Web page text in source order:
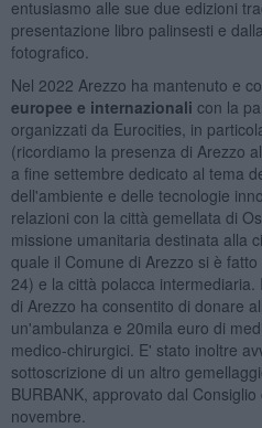
entusiasmo alle sue due edizioni
presentazione libro palinsesti e
fotografico.
Nel 2022 Arezzo ha mantenuto e
europee e internazionali con la
organizzati da Eurocities, in
(ricordiamo la presenza di Arezzo
a fine settembre dedicato al tema
dell'ambiente e delle tecnologie
relazioni con la città gemellata di
missione umanitaria destinata alla
quale il Comune di Arezzo si è
24) e la città polacca
di Arezzo ha consentito di donare
un'ambulanza e 20mila euro di
medico-chirurgici. E' stato inoltre
sottoscrizione di un altro
BURBANK, approvato dal
novembre.